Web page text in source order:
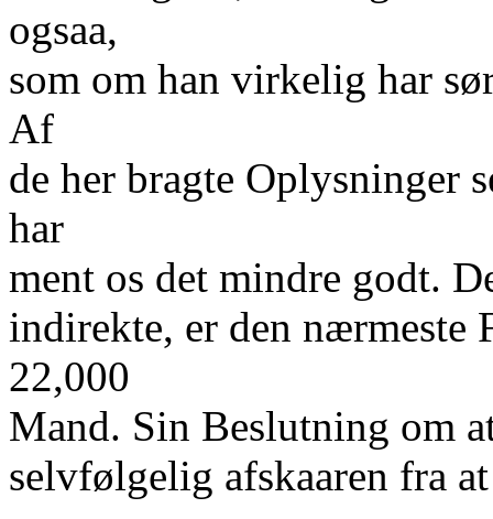
ogsaa,
som om han virkelig har
Af
de her bragte Oplysninger
har
ment os det mindre godt.
indirekte, er den nærmeste
22,000
Mand. Sin Beslutning om
selvfølgelig afskaaren fra